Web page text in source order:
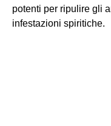
potenti per ripulire gli
infestazioni spiritiche.